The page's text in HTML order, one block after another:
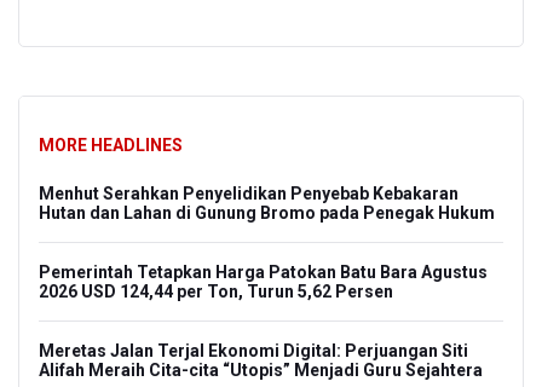
MORE HEADLINES
Menhut Serahkan Penyelidikan Penyebab Kebakaran
Hutan dan Lahan di Gunung Bromo pada Penegak Hukum
Pemerintah Tetapkan Harga Patokan Batu Bara Agustus
2026 USD 124,44 per Ton, Turun 5,62 Persen
Meretas Jalan Terjal Ekonomi Digital: Perjuangan Siti
Alifah Meraih Cita-cita “Utopis” Menjadi Guru Sejahtera